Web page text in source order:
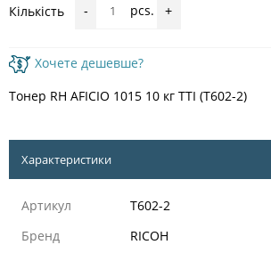
Кількість - pcs. +
Хочете дешевше?
Тонер RH AFICIO 1015 10 кг TTI (T602-2)
Характеристики
Артикул
T602-2
Бренд
RICOH